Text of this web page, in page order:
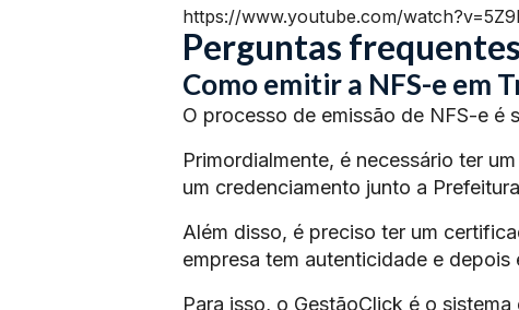
https://www.youtube.com/
Perguntas frequentes
Como emitir a NFS-e em
O processo de emissão de NFS-e é
Primordialmente, é necessário ter
um credenciamento junto a
Além disso, é preciso ter um
empresa tem autenticidade e depois
Para isso, o GestãoClick é o